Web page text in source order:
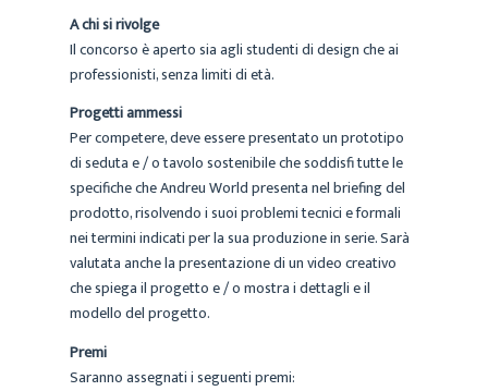
A chi si rivolge
Il concorso è aperto sia agli studenti di design che ai
professionisti, senza limiti di età.
Progetti ammessi
Per competere, deve essere presentato un prototipo
di seduta e / o tavolo sostenibile che soddisfi tutte le
specifiche che Andreu World presenta nel briefing del
prodotto, risolvendo i suoi problemi tecnici e formali
nei termini indicati per la sua produzione in serie. Sarà
valutata anche la presentazione di un video creativo
che spiega il progetto e / o mostra i dettagli e il
modello del progetto.
Premi
Saranno assegnati i seguenti premi: